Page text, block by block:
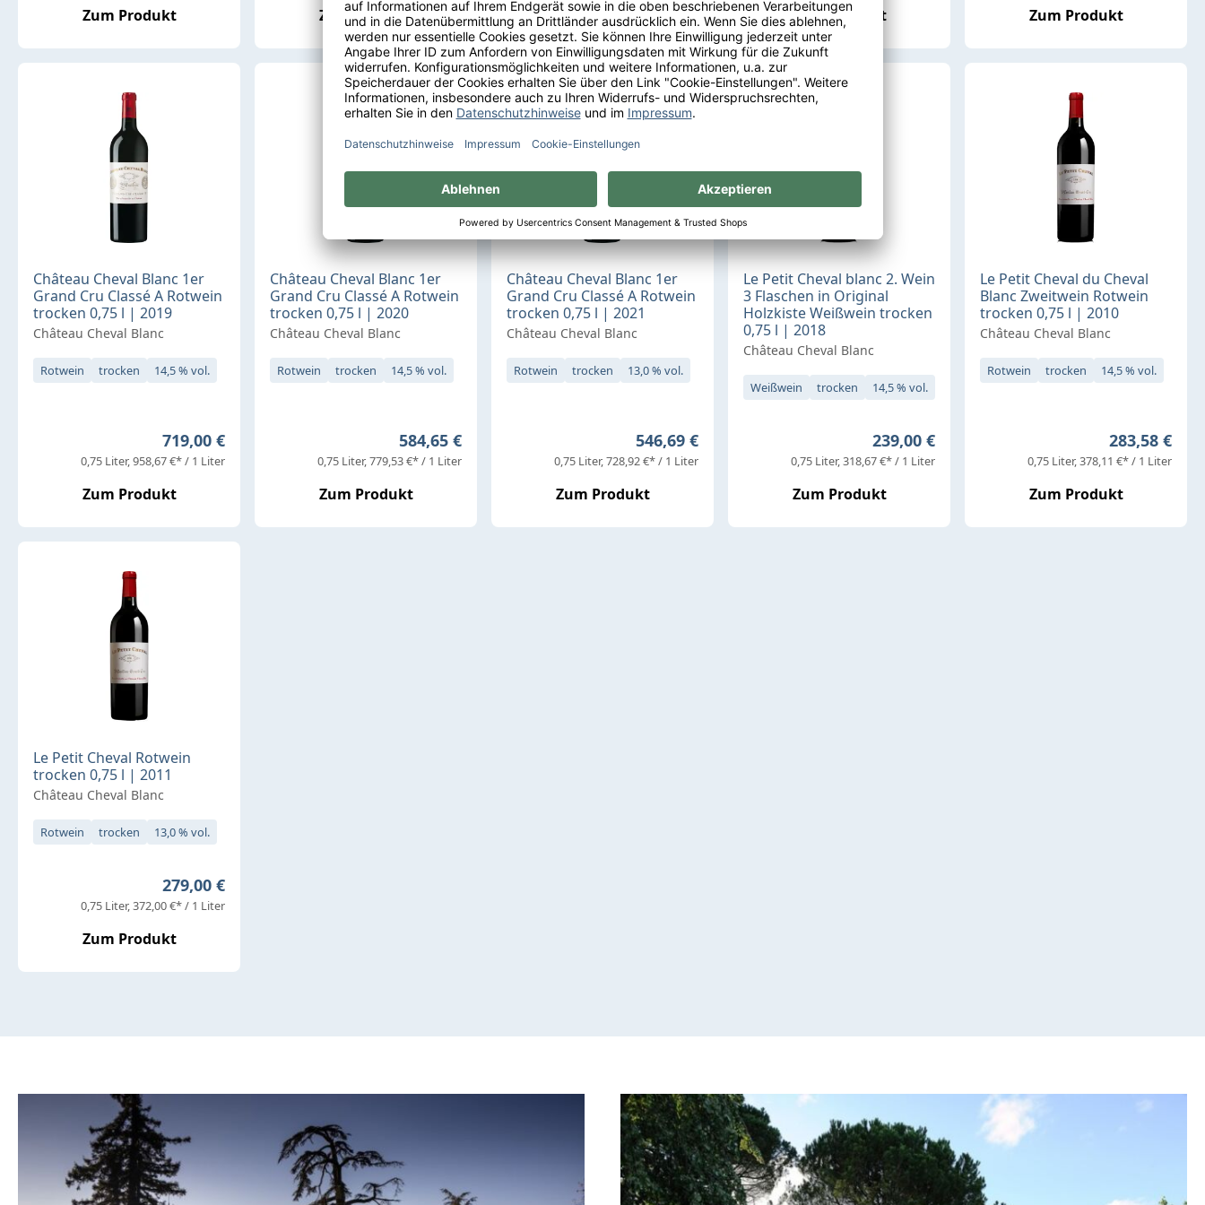
Zum Produkt Zum Produkt Zum Produkt Zum Produkt Zum Produkt
Château Cheval Blanc 1er
Grand Cru Classé A Rotwein
trocken 0,75 l | 2019
Château Cheval Blanc
Rotwein trocken 14,5 % vol.
Regulärer Preis:
719,00 €
0,75 Liter 958,67 €* / 1 Liter
Zum Produkt
Château Cheval Blanc 1er
Grand Cru Classé A Rotwein
trocken 0,75 l | 2020
Château Cheval Blanc
Rotwein trocken 14,5 % vol.
Regulärer Preis:
584,65 €
0,75 Liter 779,53 €* / 1 Liter
Zum Produkt
Château Cheval Blanc 1er
Grand Cru Classé A Rotwein
trocken 0,75 l | 2021
Château Cheval Blanc
Rotwein trocken 13,0 % vol.
Regulärer Preis:
546,69 €
0,75 Liter 728,92 €* / 1 Liter
Zum Produkt
Le Petit Cheval blanc 2. Wein
3 Flaschen in Original
Holzkiste Weißwein trocken
0,75 l | 2018
Château Cheval Blanc
Weißwein trocken 14,5 % vol.
Regulärer Preis:
239,00 €
0,75 Liter 318,67 €* / 1 Liter
Zum Produkt
Le Petit Cheval du Cheval
Blanc Zweitwein Rotwein
trocken 0,75 l | 2010
Château Cheval Blanc
Rotwein trocken 14,5 % vol.
Regulärer
283,58 €
0,75 Liter 378,11 €* / 1 Liter
Zum Produkt
Le Petit Cheval Rotwein
trocken 0,75 l | 2011
Château Cheval Blanc
Rotwein trocken 13,0 % vol.
Regulärer Preis:
279,00 €
0,75 Liter 372,00 €* / 1 Liter
Zum Produkt